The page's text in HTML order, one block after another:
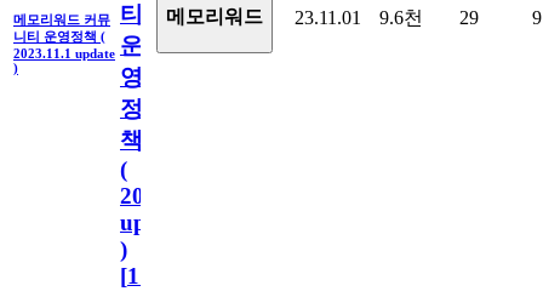
메모리워드 커뮤
니티 운영정책 (
2023.11.1 update
)
티
운
영
정
책
(
2023.11.1
update
)
[110
메모리워드 23.11.01 9.6천 29 9